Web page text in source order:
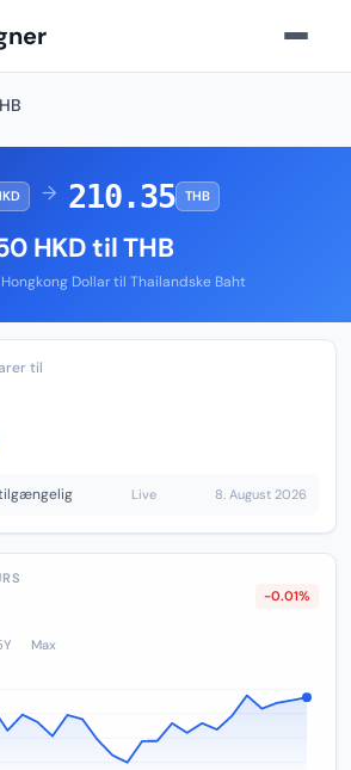
→ 210.35 THB
HKD til THB
Dollar til Thailandske Baht
til
Live 8. August 2026
-0.01%
Max